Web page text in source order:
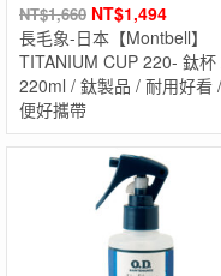
NT$1,660 NT$1,494
長毛象-日本【Montbell】
TITANIUM CUP 220- 鈦杯
220ml / 鈦製品 / 耐用好看
便好攜帶